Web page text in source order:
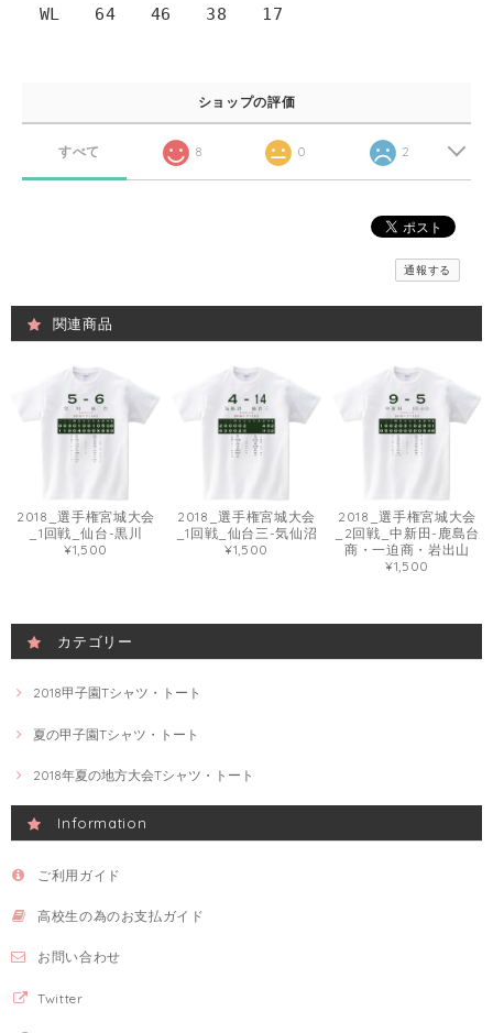
WL 64 46 38 17
ショップの評価
すべて 8 0 2
通報する
関連商品
2018_選手権宮城大会
_1回戦_仙台-黒川
¥1,500
2018_選手権宮城大会
_1回戦_仙台三-気仙沼
¥1,500
2018_選手権宮城大会
_2回戦_中新田-鹿島台
商・一迫商・岩出山
¥1,500
カテゴリー
2018甲子園Tシャツ・トート
夏の甲子園Tシャツ・トート
2018年夏の地方大会Tシャツ・トート
Information
ご利用ガイド
高校生の為のお支払ガイド
お問い合わせ
Twitter